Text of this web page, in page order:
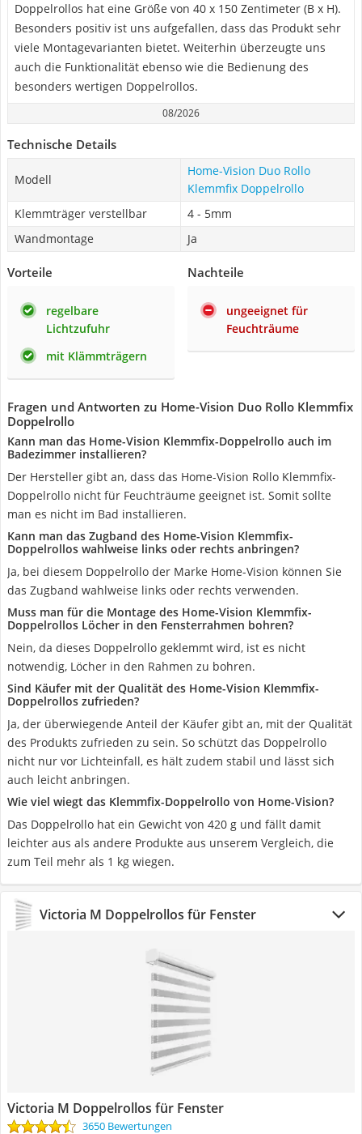
Doppelrollos hat eine Größe von 40 x 150 Zentimeter (B x H).
Besonders positiv ist uns aufgefallen, dass das Produkt sehr
viele Montagevarianten bietet. Weiterhin überzeugte uns
auch die Funktionalität ebenso wie die Bedienung des
besonders wertigen Doppelrollos.
08/2026
Technische Details
Modell
Home-Vision Duo Rollo
Klemmfix Doppelrollo
Klemmträger verstellbar
4 - 5mm
Wandmontage
Ja
Vorteile
regelbare
Lichtzufuhr
mit Klämmträgern
Nachteile
ungeeignet für
Feuchträume
Fragen und Antworten zu Home-Vision Duo Rollo Klemmfix
Doppelrollo
Kann man das Home-Vision Klemmfix-Doppelrollo auch im
Badezimmer installieren?
Der Hersteller gibt an, dass das Home-Vision Rollo Klemmfix-
Doppelrollo nicht für Feuchträume geeignet ist. Somit sollte
man es nicht im Bad installieren.
Kann man das Zugband des Home-Vision Klemmfix-
Doppelrollos wahlweise links oder rechts anbringen?
Ja, bei diesem Doppelrollo der Marke Home-Vision können Sie
das Zugband wahlweise links oder rechts verwenden.
Muss man für die Montage des Home-Vision Klemmfix-
Doppelrollos Löcher in den Fensterrahmen bohren?
Nein, da dieses Doppelrollo geklemmt wird, ist es nicht
notwendig, Löcher in den Rahmen zu bohren.
Sind Käufer mit der Qualität des Home-Vision Klemmfix-
Doppelrollos zufrieden?
Ja, der überwiegende Anteil der Käufer gibt an, mit der Qualität
des Produkts zufrieden zu sein. So schützt das Doppelrollo
nicht nur vor Lichteinfall, es hält zudem stabil und lässt sich
auch leicht anbringen.
Wie viel wiegt das Klemmfix-Doppelrollo von Home-Vision?
Das Doppelrollo hat ein Gewicht von 420 g und fällt damit
leichter aus als andere Produkte aus unserem Vergleich, die
zum Teil mehr als 1 kg wiegen.
Victoria M Doppelrollos für Fenster
Victoria M Doppelrollos für Fenster
3650 Bewertungen